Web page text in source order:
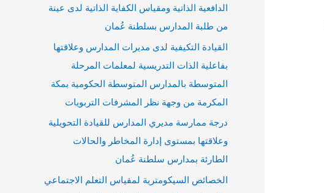
الدافعية الذاتية ومقياس الكفاية الذاتية لدى عينة
من طلبة المدارس بسلطنة عُمان
القيادة التكيفية لدى مديرات المدارس وعلاقتها
بفاعلية الذات التدريسية لمعلمات المرحلة
المتوسطة بالمدارس المتوسطة الحكومية بمكة
المكرمة من وجهة نظر المشرفات التربويات
درجة ممارسة مديري المدارس للقيادة التحويلية
وعلاقتها بمستوى إدارة المخاطر والحالات
الطارئة بمدارس سلطنة عُمان
الخصائص السيكومترية لمقياس التعلم الاجتماعي